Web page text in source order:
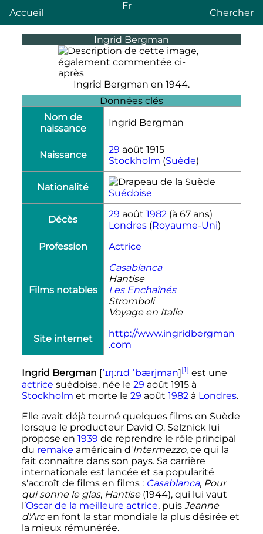
Accueil
Fr
Chercher
Ingrid Bergman
Ingrid Bergman en 1944.
Données clés
Nom de
naissance
Ingrid Bergman
Naissance 29 août 1915
Stockholm (Suède)
Nationalité
Suédoise
Décès 29 août 1982 (à 67 ans)
Londres (Royaume-Uni)
Profession
Actrice
Films notables
Casablanca
Hantise
Les Enchaînés
Stromboli
Voyage en Italie
Site internet
http://www.ingridbergman
.com
Ingrid Bergman [ˈɪŋːrɪd ˈbærjman][1] est une
actrice suédoise, née le 29 août 1915à
Stockholm et morte le 29 août 1982à Londres.
Elle avait déjà tourné quelques films en Suède
lorsque le producteur David O. Selznick lui
propose en 1939 de reprendre le rôle principal
du remake américain d'Intermezzo, ce qui la
fait connaître dans son pays. Sa carrière
internationale est lancée et sa popularité
s'accroît de films en films : Casablanca, Pour
qui sonne le glas, Hantise(1944), qui lui vaut
l’Oscar de la meilleure actrice, puis Jeanne
d'Arcen font la star mondiale la plus désirée et
la mieux rémunérée.